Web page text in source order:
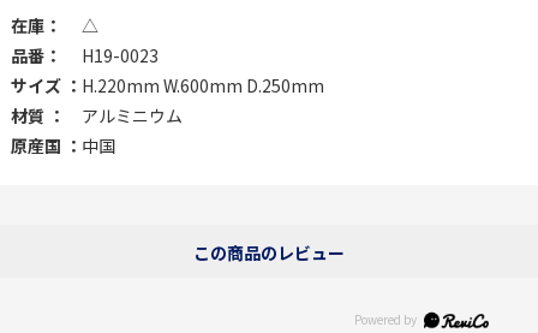
在庫：
△
品番：
H19-0023
サイズ ： H.220mm W.600mm D.250mm
材質 ：
アルミニウム
原産国 ： 中国
この商品のレビュー